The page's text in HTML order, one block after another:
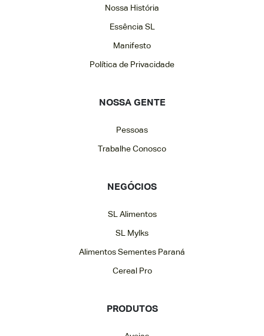
Nossa História
Essência SL
Manifesto
Política de Privacidade
NOSSA GENTE
Pessoas
Trabalhe Conosco
NEGÓCIOS
SL Alimentos
SL Mylks
Alimentos Sementes Paraná
Cereal Pro
PRODUTOS